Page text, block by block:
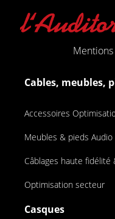
Cables, meubles,
Accessoires
Meubles & pieds Audio
Câblages haute fidélité
Optimisation secteur
Casques